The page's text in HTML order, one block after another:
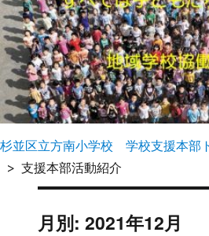
杉並区立方南小学校 学校支援本部
支援本部活動紹介
月別: 2021年12月